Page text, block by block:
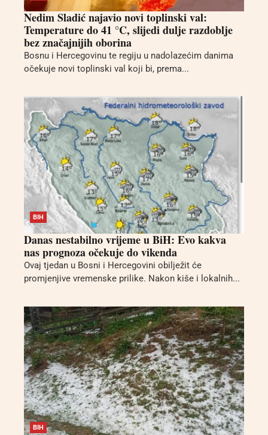
Nedim Sladić najavio novi toplinski val:
Temperature do 41 °C, slijedi dulje razdoblje
bez značajnijih oborina
Bosnu i Hercegovinu te regiju u nadolazećim danima
očekuje novi toplinski val koji bi, prema...
BIH
Danas nestabilno vrijeme u BiH: Evo kakva
nas prognoza očekuje do vikenda
Ovaj tjedan u Bosni i Hercegovini obilježit će
promjenjive vremenske prilike. Nakon kiše i lokalnih...
BIH